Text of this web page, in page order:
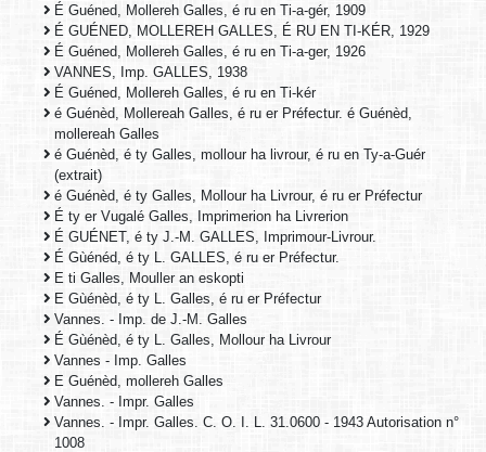
É Guéned, Mollereh Galles, é ru en Ti-a-gér, 1909
É GUÉNED, MOLLEREH GALLES, É RU EN TI-KÉR, 1929
É Guéned, Mollereh Galles, é ru en Ti-a-ger, 1926
VANNES, Imp. GALLES, 1938
É Guéned, Mollereh Galles, é ru en Ti-kér
é Guénèd, Mollereah Galles, é ru er Préfectur. é Guénèd,
mollereah Galles
é Guénèd, é ty Galles, mollour ha livrour, é ru en Ty-a-Guér
(extrait)
é Guénèd, é ty Galles, Mollour ha Livrour, é ru er Préfectur
É ty er Vugalé Galles, Imprimerion ha Livrerion
É GUÉNET, é ty J.-M. GALLES, Imprimour-Livrour.
É Gùénéd, é ty L. GALLES, é ru er Préfectur.
E ti Galles, Mouller an eskopti
E Gùénèd, é ty L. Galles, é ru er Préfectur
Vannes. - Imp. de J.-M. Galles
É Gùénèd, é ty L. Galles, Mollour ha Livrour
Vannes - Imp. Galles
E Guénèd, mollereh Galles
Vannes. - Impr. Galles
Vannes. - Impr. Galles. C. O. I. L. 31.0600 - 1943 Autorisation n°
1008